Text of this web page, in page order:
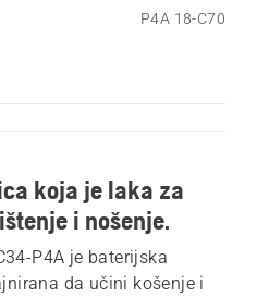
P4A 18-C70
koja je laka za
i nošenje.
P4A je baterijska
da učini košenje i